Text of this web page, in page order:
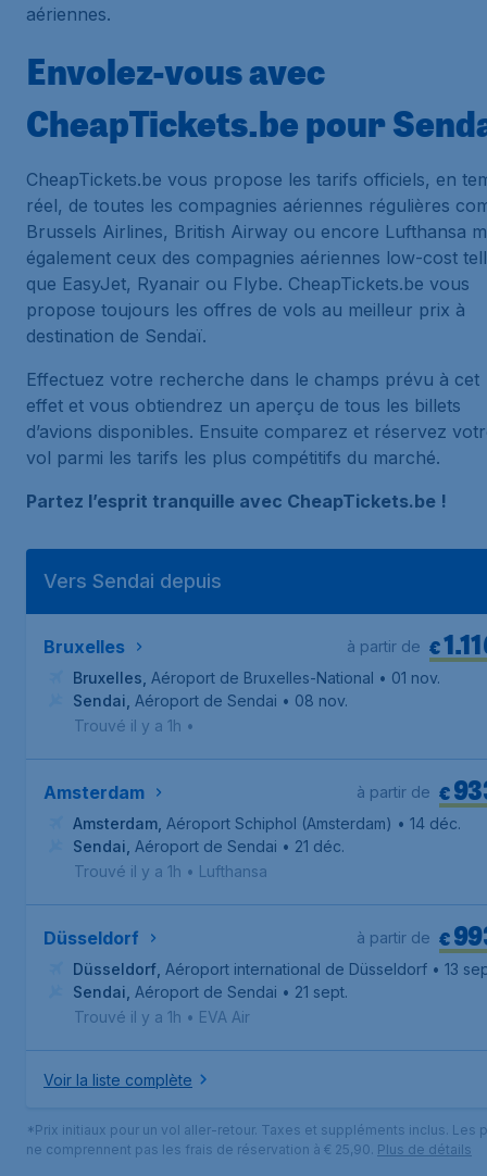
aériennes.
Envolez-vous avec
CheapTickets.be pour
CheapTickets.be vous propose les tarifs officiels, en
réel, de toutes les compagnies aériennes régulières
Brussels Airlines, British Airway ou encore Lufthansa
également ceux des compagnies aériennes low-cost
que EasyJet, Ryanair ou Flybe. CheapTickets.be vous
propose toujours les offres de vols au meilleur prix à
destination de Sendaï.
Effectuez votre recherche dans le champs prévu à cet
effet et vous obtiendrez un aperçu de tous les billets
d’avions disponibles. Ensuite comparez et réservez
vol parmi les tarifs les plus compétitifs du marché.
Partez l’esprit tranquille avec CheapTickets.be !
Vers Sendai depuis
Bruxelles €
à partir de
Bruxelles Aéroport de Bruxelles-National • 01 nov.
Sendai Aéroport de Sendai • 08 nov.
Trouvé il y a 1h •
Amsterdam €
à partir de
Amsterdam Aéroport Schiphol (Amsterdam) • 14 déc.
Sendai Aéroport de Sendai • 21 déc.
Trouvé il y a 1h • Lufthansa
Düsseldorf €
à partir de
Düsseldorf Aéroport international de Düsseldorf • 13
Sendai Aéroport de Sendai • 21 sept.
Trouvé il y a 1h • EVA Air
Voir la liste complète
*Prix initiaux pour un vol aller-retour. Taxes et suppléments inclus. Les
ne comprennent pas les frais de réservation à € 25,90. Plus de détails